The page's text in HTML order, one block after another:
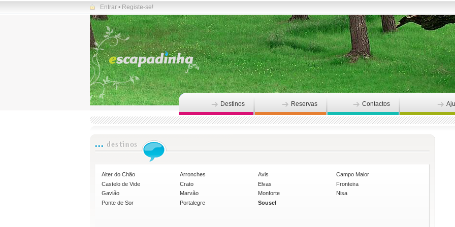
Entrar • Registe-se!
Destinos Reservas Contactos
Alter do Chão Arronches Avis
Campo Maior
Castelo de Vide
Crato Elvas
Fronteira
Gavião
Marvão Monforte
Nisa
Ponte de Sor
Portalegre Sousel